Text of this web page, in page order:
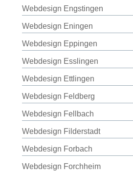
Webdesign Engstingen
Webdesign Eningen
Webdesign Eppingen
Webdesign Esslingen
Webdesign Ettlingen
Webdesign Feldberg
Webdesign Fellbach
Webdesign Filderstadt
Webdesign Forbach
Webdesign Forchheim